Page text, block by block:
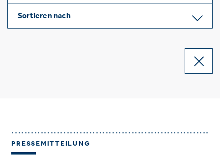
Sortieren nach
PRESSEMITTEILUNG